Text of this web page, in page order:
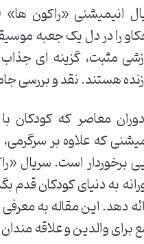
را در دل یک جعبه
مثبت، گزینه ای
هستند. نقد و بررسی
معاصر که کودکان
که علاوه بر
به دنیای کودکان قدم
دهد. این مقاله به
برای والدین و علاقه